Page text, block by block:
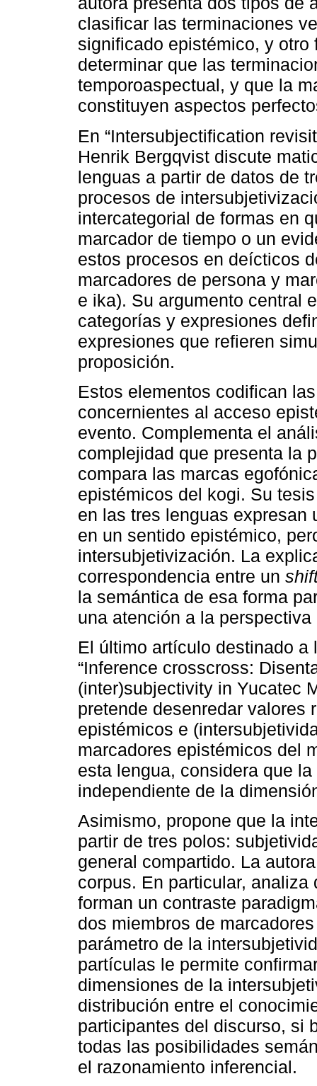
clasificar las terminaciones
significado epistémico, y
determinar que las
temporoaspectual, y que la
constituyen aspectos
En “Intersubjectification
Henrik Bergqvist discute
lenguas a partir de datos de
procesos de
intercategorial de formas en
marcador de tiempo o un
estos procesos en deícticos
marcadores de persona y
e ika). Su argumento central
categorías y expresiones
expresiones que refieren
proposición.
Estos elementos codifican
concernientes al acceso
evento. Complementa el
complejidad que presenta la
compara las marcas
epistémicos del kogi. Su
en las tres lenguas expresan
en un sentido epistémico,
intersubjetivización. La
correspondencia entre un
la semántica de esa forma
una atención a la
El último artículo destinado
“Inference crosscross:
(inter)subjectivity in Yucatec
pretende desenredar valores
epistémicos e
marcadores epistémicos del
esta lengua, considera que
independiente de la
Asimismo, propone que la
partir de tres polos:
general compartido. La
corpus. En particular,
forman un contraste
dos miembros de
parámetro de la
partículas le permite
dimensiones de la
distribución entre el
participantes del discurso, si
todas las posibilidades
el razonamiento inferencial.